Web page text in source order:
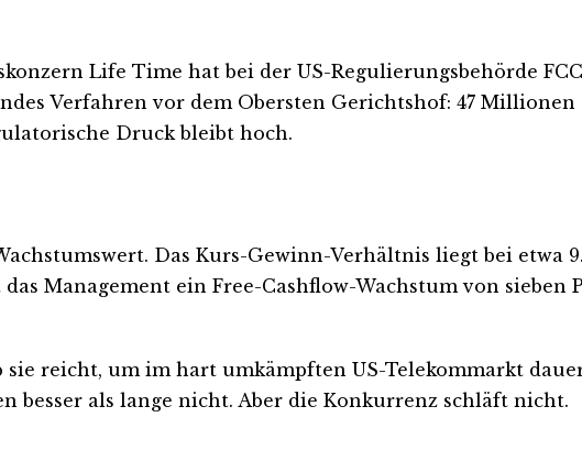
Life Time hat bei der US-Regulierungsbehörde
Verfahren vor dem Obersten Gerichtshof: 47
Druck bleibt hoch.
Das Kurs-Gewinn-Verhältnis liegt bei etwa
Management ein Free-Cashflow-Wachstum von
reicht, um im hart umkämpften US-Telekommarkt
besser als lange nicht. Aber die Konkurrenz schläft nicht.